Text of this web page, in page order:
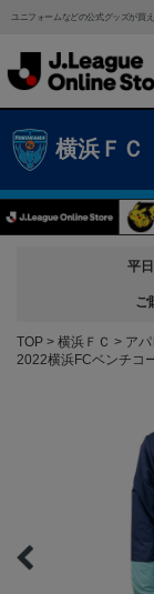
ユニフォームなどの公式グッズが買え
横浜ＦＣ
平
ご
TOP 横浜ＦＣ ア
2022横浜FCベンチコ